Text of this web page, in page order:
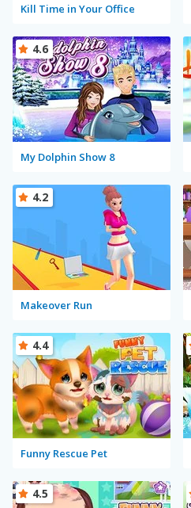
Kill Time in Your Office
My Dolphin Show 8
4.6
Makeover Run
4.2
Funny Rescue Pet
4.4
4.5